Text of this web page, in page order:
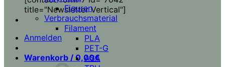
title="Newsletter Vertical"]
Anmelden
Warenkorb / 0,00€
Figuren
Verbrauchsmaterial
Filament
PLA
PET-G
ASA